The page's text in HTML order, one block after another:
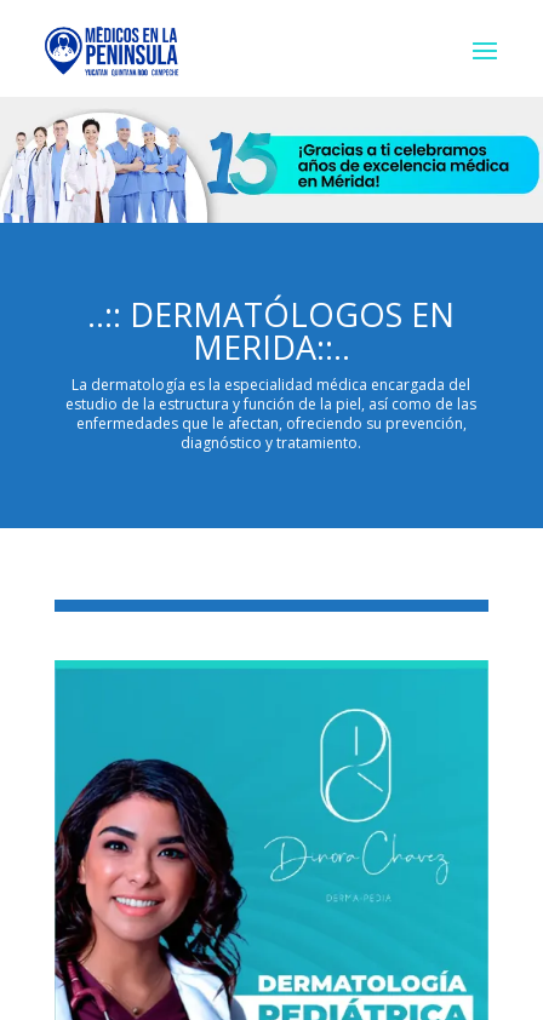
..:: DERMATÓLOGOS EN
MERIDA::..
La dermatología es la especialidad médica encargada del
estudio de la estructura y función de la piel, así como de las
enfermedades que le afectan, ofreciendo su prevención,
diagnóstico y tratamiento.